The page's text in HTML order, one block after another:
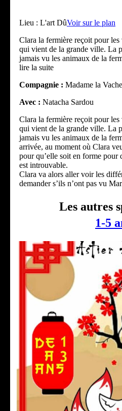
Lieu : L'art DûVoir sur le plan
Clara la fermière reçoit pour les
qui vient de la grande ville. La
jamais vu les animaux de la
lire la suite
Compagnie : Madame la Vache
Avec : Natacha Sardou
Clara la fermière reçoit pour les
qui vient de la grande ville. La
jamais vu les animaux de la
arrivée, au moment où Clara
pour qu’elle soit en forme
est introuvable.
Clara va alors aller voir les
demander s’ils n’ont pas vu
Les autres
1-5